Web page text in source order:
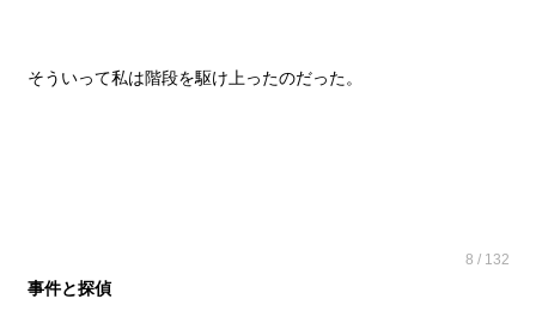
そういって私は階段を駆け上ったのだった。
8 / 132
事件と探偵